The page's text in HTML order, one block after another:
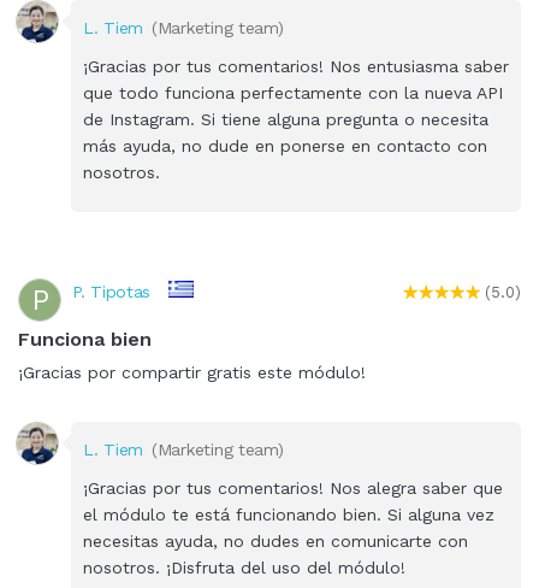
L. Tiem (Marketing team)
¡Gracias por tus comentarios! Nos entusiasma saber
que todo funciona perfectamente con la nueva API
de Instagram. Si tiene alguna pregunta o necesita
más ayuda, no dude en ponerse en contacto con
nosotros.
P P. Tipotas (5.0)
Funciona bien
¡Gracias por compartir gratis este módulo!
L. Tiem (Marketing team)
¡Gracias por tus comentarios! Nos alegra saber que
el módulo te está funcionando bien. Si alguna vez
necesitas ayuda, no dudes en comunicarte con
nosotros. ¡Disfruta del uso del módulo!